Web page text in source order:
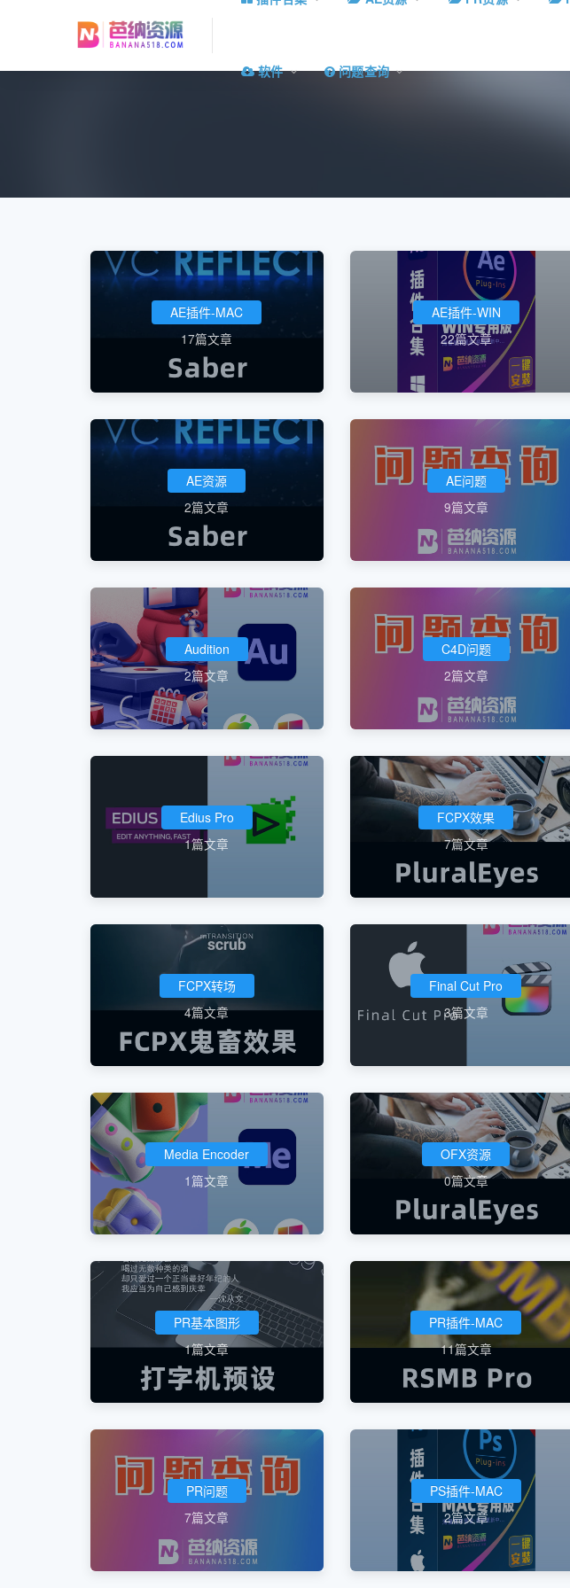
软件 问题查询
AE插件-MAC
17篇文章
AE插件-WIN
22篇文章
AE资源
2篇文章
AE问题
9篇文章
Audition
2篇文章
C4D问题
2篇文章
Edius Pro
1篇文章
FCPX效果
7篇文章
FCPX转场
4篇文章
Final Cut Pro
3篇文章
Media Encoder
1篇文章
OFX资源
0篇文章
PR基本图形
1篇文章
PR插件-MAC
11篇文章
PR问题
7篇文章
PS插件-MAC
2篇文章